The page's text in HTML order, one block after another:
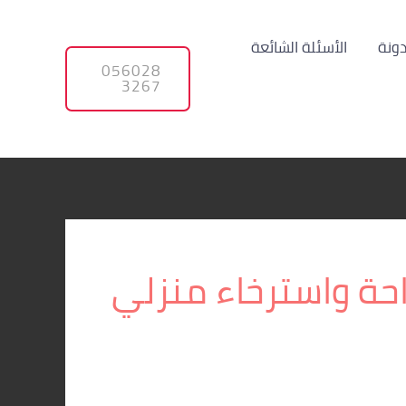
الأسئلة الشائعة
056028
3267
واسترخاء منزلي